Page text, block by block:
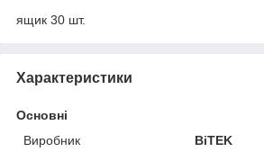
ящик 30 шт.
Характеристики
Основні
Виробник
BiTEK